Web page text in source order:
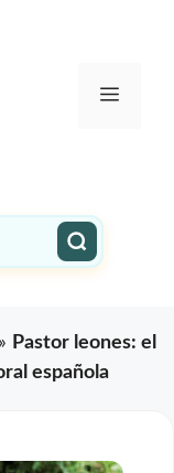
Menú
» Pastor leones: el
española